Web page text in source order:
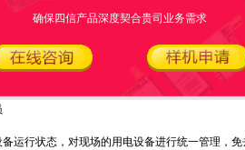
巡检，一旦发现异常问题，即可通过告警方式
降低
并支持多种协议，只需单台终端就可接入多种
行状态，对现场的用电设备进行统一管理，
确保四信产品深度契合贵司业务需求